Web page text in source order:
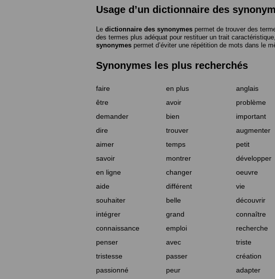
Usage d’un dictionnaire des
Le dictionnaire des synonymes permet de trouver des
des termes plus adéquat pour restituer un trait
synonymes permet d’éviter une répétition de mots dans le
Synonymes les plus recherchés
faire en plus anglais
être
avoir problème
demander
bien important
dire
trouver augmenter
aimer
temps petit
savoir
montrer développer
en ligne
changer oeuvre
aide
différent vie
souhaiter
belle découvrir
intégrer
grand connaître
connaissance
emploi recherche
penser
avec triste
tristesse
passer création
passionné
peur adapter